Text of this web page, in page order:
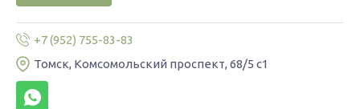
+7 (952) 755-83-83
Томск, Комсомольский проспект, 68/5 с1